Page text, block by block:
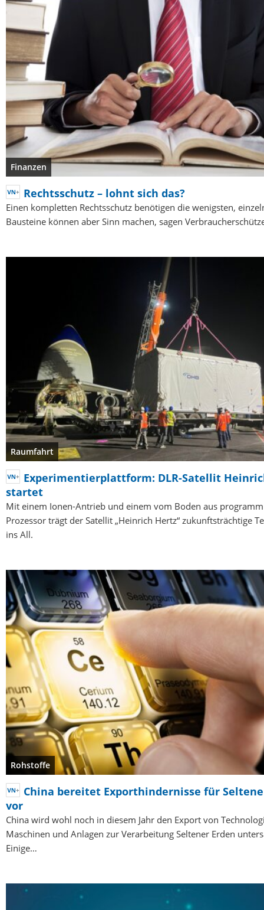
Finanzen
Rechtsschutz – lohnt sich das?
Einen kompletten Rechtsschutz benötigen die wenigsten,
Bausteine können aber Sinn machen, sagen
Raumfahrt
Experimentierplattform: DLR-Satellit
startet
Mit einem Ionen-Antrieb und einem vom Boden aus
Prozessor trägt der Satellit „Heinrich Hertz“ zukunftsträchtige
ins All.
Rohstoffe
China bereitet Exporthindernisse für
vor
China wird wohl noch in diesem Jahr den Export von
Maschinen und Anlagen zur Verarbeitung Seltener Erden
Einige…